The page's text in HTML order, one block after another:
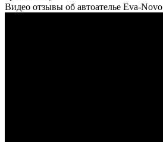
Видео отзывы об автоателье Eva-Novo